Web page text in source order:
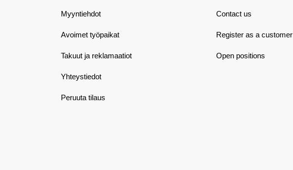
Myyntiehdot
Avoimet työpaikat
Takuut ja reklamaatiot
Yhteystiedot
Peruuta tilaus
Contact us
Register as a customer
Open positions